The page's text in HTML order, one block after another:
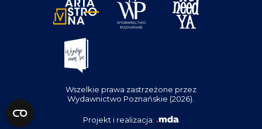
Wszelkie prawa zastrzeżone przez
Wydawnictwo Poznańskie (2026).
Projekt i realizacja: